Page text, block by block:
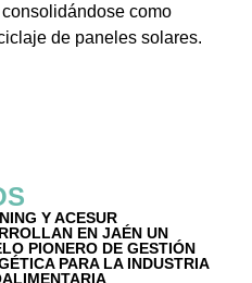
como
de paneles solares.
Y ACESUR
EN JAÉN UN
PIONERO DE GESTIÓN
PARA LA INDUSTRIA